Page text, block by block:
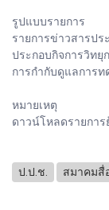
รูปแบบรายการ
รายการข่าวสารป
ประกอบกิจการวิทยุ
การกำกับดูแลการท
หมายเหตุ
ดาวน์โหลดรายการ
ป.ป.ช. สมาคมสื่